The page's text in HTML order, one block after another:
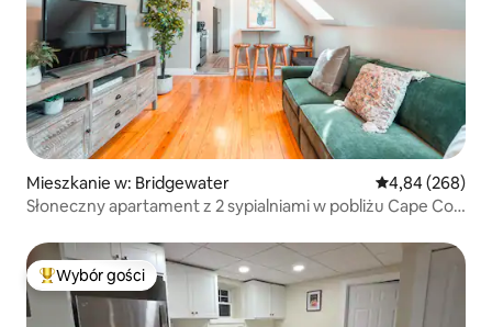
Mieszkanie w: Bridgewater Średnia
4,84 (268)
Słoneczny apartament z 2 sypialniami w pobliżu Cape Cod
Najpopularniejsze z kategorii Wybór gości
Wybór gości